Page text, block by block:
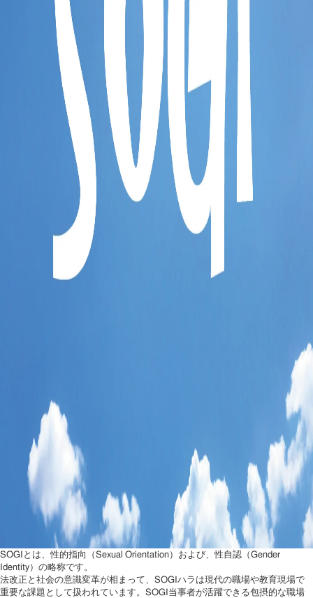
SOGIとは、性的指向（Sexual Orientation）および、性自認（Gender
Identity）の略称です。
法改正と社会の意識変革が相まって、SOGIハラは現代の職場や教育現場で
重要な課題として扱われています。SOGI当事者が活躍できる包摂的な職場